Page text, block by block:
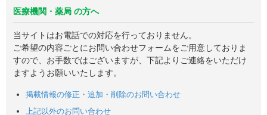
医療機関・薬局 の方へ
当サイトはお電話での対応を行っておりません。
ご希望の内容ごとにお問い合わせフォームをご用意しておりま
すので、お手数ではございますが、下記よりご連絡をいただけ
ますようお願いいたします。
掲載情報の修正・追加・削除のお問い合わせ
上記以外のお問い合わせ